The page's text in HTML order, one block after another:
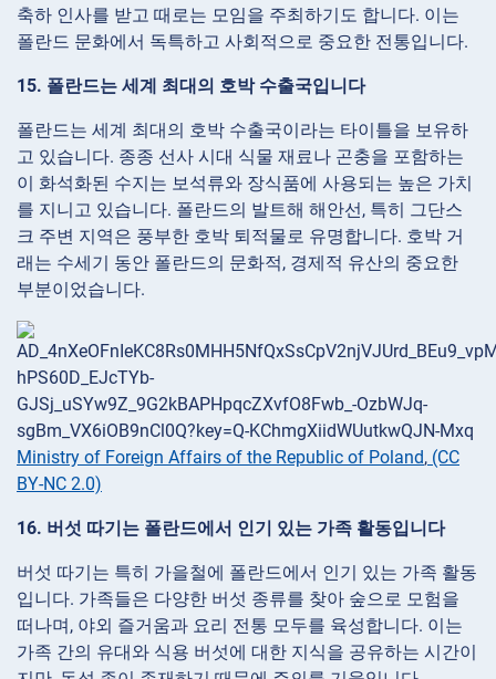
축하 인사를 받고 때로는 모임을 주최하기도 합니다. 이는
폴란드 문화에서 독특하고 사회적으로 중요한 전통입니다.
15. 폴란드는 세계 최대의 호박 수출국입니다
폴란드는 세계 최대의 호박 수출국이라는 타이틀을 보유하
고 있습니다. 종종 선사 시대 식물 재료나 곤충을 포함하는
이 화석화된 수지는 보석류와 장식품에 사용되는 높은 가치
를 지니고 있습니다. 폴란드의 발트해 해안선, 특히 그단스
크 주변 지역은 풍부한 호박 퇴적물로 유명합니다. 호박 거
래는 수세기 동안 폴란드의 문화적, 경제적 유산의 중요한
부분이었습니다.
Ministry of Foreign Affairs of the Republic of Poland, (CC
BY-NC 2.0)
16. 버섯 따기는 폴란드에서 인기 있는 가족 활동입니다
버섯 따기는 특히 가을철에 폴란드에서 인기 있는 가족 활동
입니다. 가족들은 다양한 버섯 종류를 찾아 숲으로 모험을
떠나며, 야외 즐거움과 요리 전통 모두를 육성합니다. 이는
가족 간의 유대와 식용 버섯에 대한 지식을 공유하는 시간이